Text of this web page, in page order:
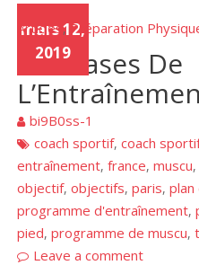
mars 12,
2019
Articles, Préparation
Les Bases De
bi9B0ss-1
coach sportif,coach
entraînement,france,muscu
objectif,objectifs,paris,
programme d'entraînement,
pied,programme de muscu,
Leave a comment